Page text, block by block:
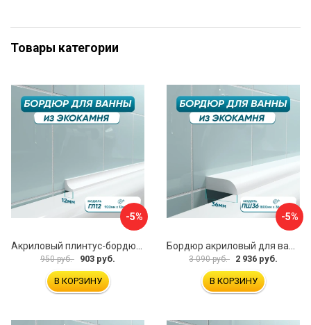
Товары категории
-5%
950 руб. 903 руб.
В КОРЗИНУ
-5%
3 090 руб. 2 936 руб.
В КОРЗИНУ